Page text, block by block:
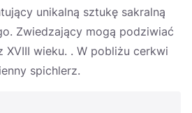
unikalną sztukę sakralną
Zwiedzający mogą podziwiać
wieku. . W pobliżu cerkwi
spichlerz.